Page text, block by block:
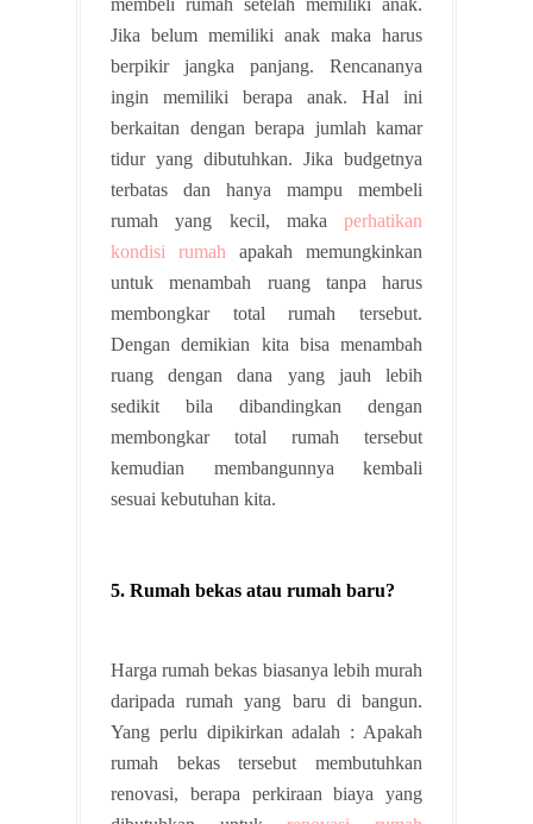
membeli rumah setelah memiliki anak.
Jika belum memiliki anak maka harus
berpikir jangka panjang. Rencananya
ingin memiliki berapa anak. Hal ini
berkaitan dengan berapa jumlah kamar
tidur yang dibutuhkan. Jika budgetnya
terbatas dan hanya mampu membeli
rumah yang kecil, maka perhatikan
kondisi rumah apakah memungkinkan
untuk menambah ruang tanpa harus
membongkar total rumah tersebut.
Dengan demikian kita bisa menambah
ruang dengan dana yang jauh lebih
sedikit bila dibandingkan dengan
membongkar total rumah tersebut
kemudian membangunnya kembali
sesuai kebutuhan kita.
5. Rumah bekas atau rumah baru?
Harga rumah bekas biasanya lebih murah
daripada rumah yang baru di bangun.
Yang perlu dipikirkan adalah : Apakah
rumah bekas tersebut membutuhkan
renovasi, berapa perkiraan biaya yang